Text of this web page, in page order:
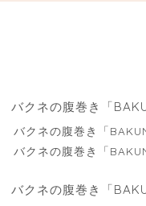
バクネの腹巻き「
バクネの腹巻き「
バクネの腹巻き「
バクネの腹巻き「